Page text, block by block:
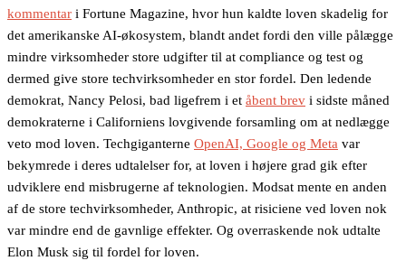
kommentar i Fortune Magazine, hvor hun kaldte loven skadelig for
det amerikanske AI-økosystem, blandt andet fordi den ville pålægge
mindre virksomheder store udgifter til at compliance og test og
dermed give store techvirksomheder en stor fordel. Den ledende
demokrat, Nancy Pelosi, bad ligefrem i et åbent brev i sidste måned
demokraterne i Californiens lovgivende forsamling om at nedlægge
veto mod loven. Techgiganterne OpenAI, Google og Meta var
bekymrede i deres udtalelser for, at loven i højere grad gik efter
udviklere end misbrugerne af teknologien. Modsat mente en anden
af de store techvirksomheder, Anthropic, at risiciene ved loven nok
var mindre end de gavnlige effekter. Og overraskende nok udtalte
Elon Musk sig til fordel for loven.